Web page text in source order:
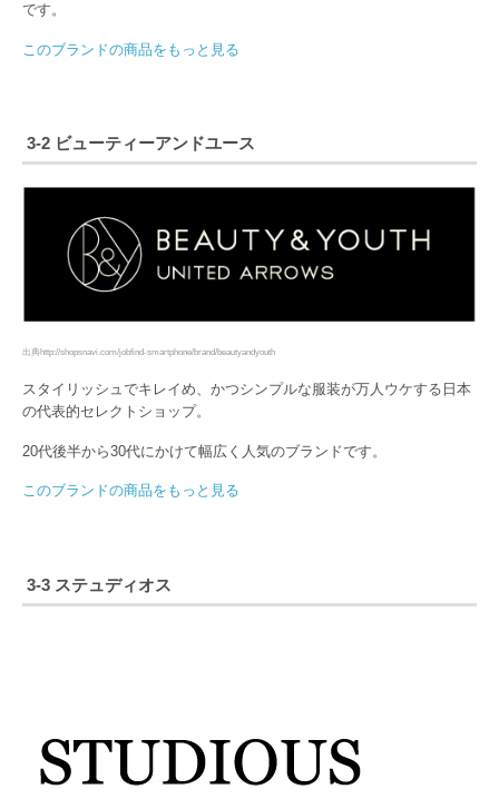
です。
このブランドの商品をもっと見る
3-2 ビューティーアンドユース
出典http://shopsnavi.com/jobfind-smartphone/brand/beautyandyouth
スタイリッシュでキレイめ、かつシンプルな服装が万人ウケする日本
の代表的セレクトショップ。
20代後半から30代にかけて幅広く人気のブランドです。
このブランドの商品をもっと見る
3-3 ステュディオス